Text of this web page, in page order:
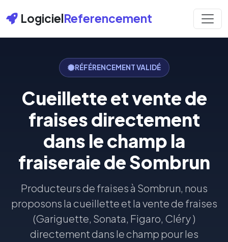
LogicielReferencement
RÉFÉRENCEMENT VALIDÉ
Cueillette et vente de
fraises directement
dans le champ la
fraiseraie de Sombrun
Producteurs de fraises à Sombrun, nous
proposons la cueillette et la vente de fraises
(Gariguette, Sonata, Figaro, Cléry )
directement dans le champ pour les